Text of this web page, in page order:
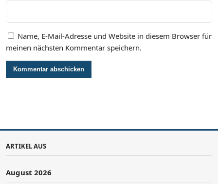
Name, E-Mail-Adresse und Website in diesem Browser für
meinen nächsten Kommentar speichern.
ARTIKEL AUS
August 2026